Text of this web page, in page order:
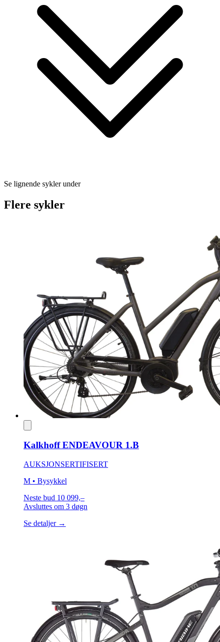
Se lignende sykler under
Flere sykler
Kalkhoff ENDEAVOUR 1.B
AUKSJONSERTIFISERT
M • Bysykkel
Neste bud 10 099,–
Avsluttes om 3 døgn
Se detaljer →